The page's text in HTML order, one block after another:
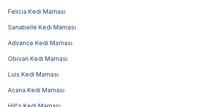
Felicia Kedi Maması
Sanabelle Kedi Maması
Advance Kedi Maması
Obivan Kedi Maması
Luis Kedi Maması
Acana Kedi Maması